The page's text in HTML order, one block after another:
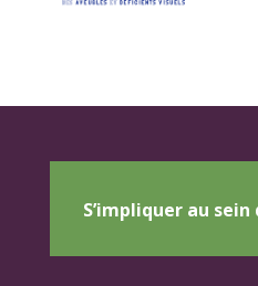
S’impliquer au sein